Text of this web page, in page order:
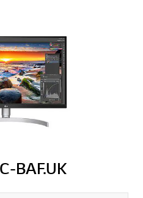
BAF.UK